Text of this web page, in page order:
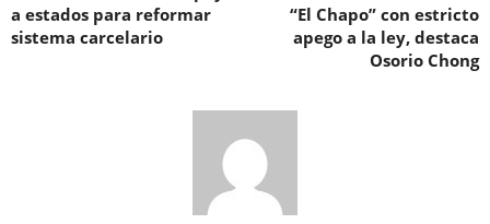
a estados para reformar
sistema carcelario
“El Chapo” con estricto
apego a la ley, destaca
Osorio Chong